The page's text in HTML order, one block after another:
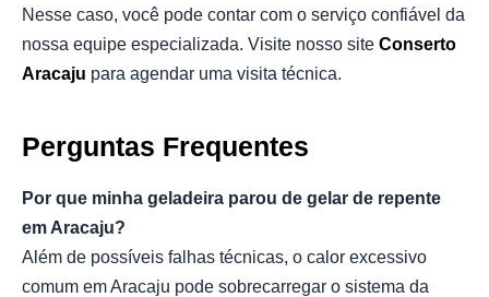
Nesse caso, você pode contar com o serviço confiável da
nossa equipe especializada. Visite nosso site Conserto
Aracaju para agendar uma visita técnica.
Perguntas Frequentes
Por que minha geladeira parou de gelar de repente
em Aracaju?
Além de possíveis falhas técnicas, o calor excessivo
comum em Aracaju pode sobrecarregar o sistema da